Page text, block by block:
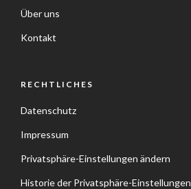
Über uns
Kontakt
RECHTLICHES
Datenschutz
Impressum
Privatsphäre-Einstellungen ändern
Historie der Privatsphäre-Einstellungen